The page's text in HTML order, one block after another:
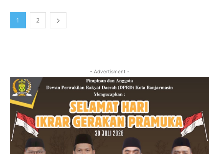
1 2
- Advertisment -